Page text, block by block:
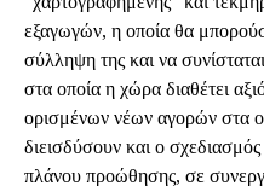
εξαγωγών, η οποία θα
σύλληψη της και να
στα οποία η χώρα διαθέτει
ορισμένων νέων αγορών στα
διεισδύσουν και ο
πλάνου προώθησης, σε